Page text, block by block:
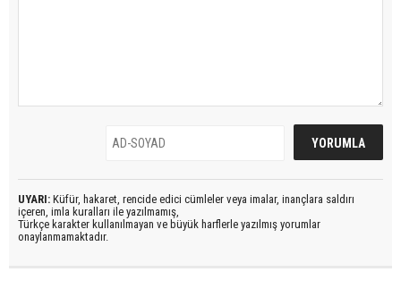
UYARI: Küfür, hakaret, rencide edici cümleler veya imalar, inançlara saldırı
içeren, imla kuralları ile yazılmamış,
Türkçe karakter kullanılmayan ve büyük harflerle yazılmış yorumlar
onaylanmamaktadır.